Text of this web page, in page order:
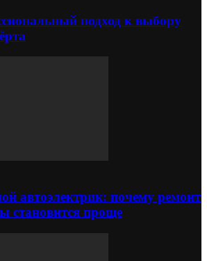
подход к выбору
автоэлектрик: почему ремонт
становится проще